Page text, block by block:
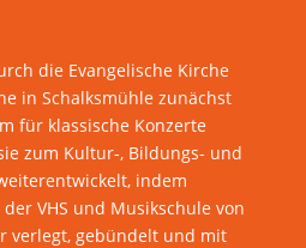
die Evangelische Kirche
in Schalksmühle zunächst
für klassische Konzerte
zum Kultur-, Bildungs- und
indem
VHS und Musikschule von
verlegt, gebündelt und mit